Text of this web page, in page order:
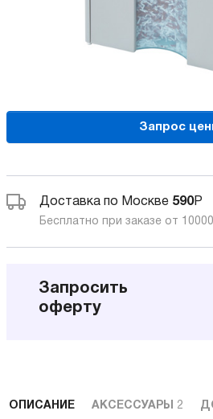
Запрос
Доставка по Москве 590Р
Бесплатно при заказе от
Запросить
оферту
ОПИСАНИЕ АКСЕССУАРЫ 2